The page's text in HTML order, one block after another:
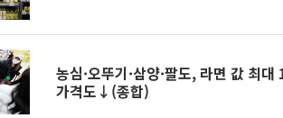
농심·오뚜기·삼양·팔도, 라면 값 최
가격도↓(종합)